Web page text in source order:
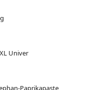
Univer
Paprikapaste